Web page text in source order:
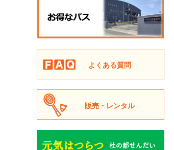
よくある質問
販売・レンタル